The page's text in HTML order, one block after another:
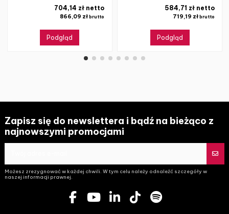
866,09 złbrutto
704,14 zł netto
Podgląd
719,19 zł brutto
584,71 zł netto
Podgląd
Zapisz się do newslettera i bądź na bieżąco z
najnowszymi promocjami
Możesz zrezygnować w każdej chwili. W tym celu należy odnaleźć szczegóły w
naszej informacji prawnej.